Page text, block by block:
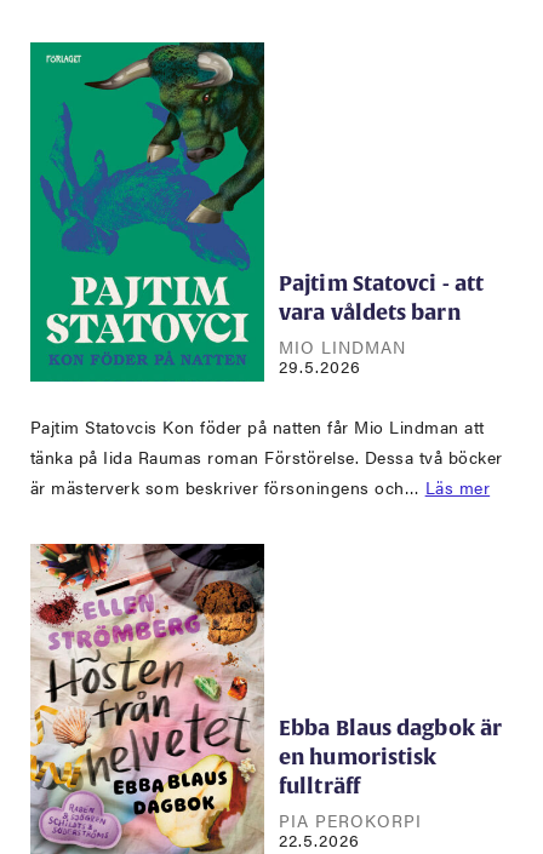
Pajtim Statovci - att
vara våldets barn
MIO LINDMAN
29.5.2026
Pajtim Statovcis Kon föder på natten får Mio Lindman att
tänka på Iida Raumas roman Förstörelse. Dessa två böcker
är mästerverk som beskriver försoningens och… Läs mer
Ebba Blaus dagbok är
en humoristisk
fullträff
PIA PEROKORPI
22.5.2026